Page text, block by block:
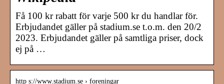
Få 100 kr rabatt för varje 500 kr du handlar för.
Erbjudandet gäller på stadium.se t.o.m. den 20/2
2023. Erbjudandet gäller på samtliga priser, dock
ej på …
http s://www.stadium.se › foreningar